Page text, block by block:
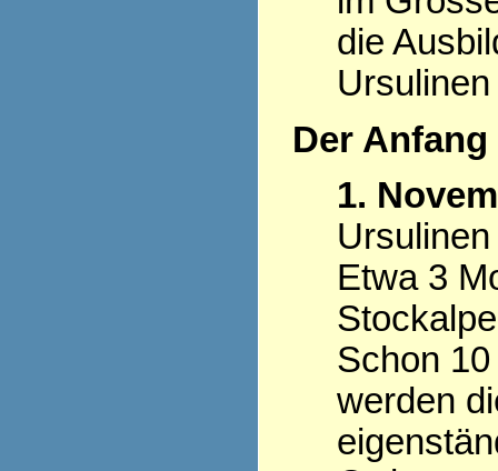
die
Der Anfang
1.
Etwa 3
Schon
werden